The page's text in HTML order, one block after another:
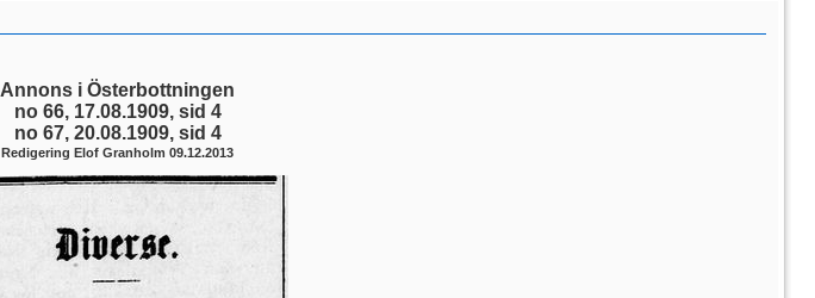
Annons i Österbottningen
no 66, 17.08.1909, sid 4
no 67, 20.08.1909, sid 4
Redigering Elof Granholm 09.12.2013